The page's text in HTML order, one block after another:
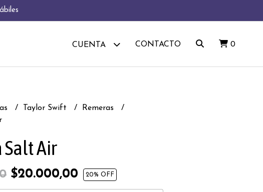
CUENTA CONTACTO 0
Taylor Swift
Remeras
Salt Air
$20.000,00 20% OFF